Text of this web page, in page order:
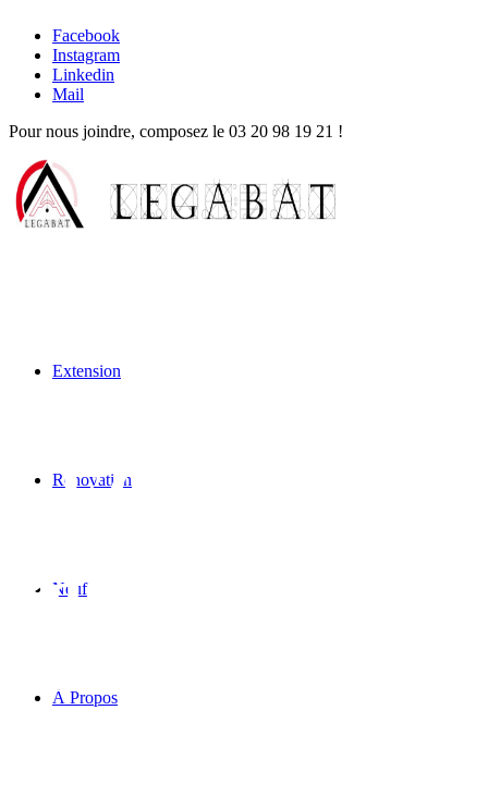
Facebook
Instagram
Linkedin
Mail
Pour nous joindre, composez le 03 20 98 19 21 !
Extension
Rénovation
Neuf
À Propos
LEGABAT
garants du